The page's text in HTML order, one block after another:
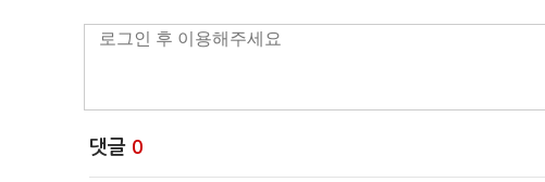
댓글 0